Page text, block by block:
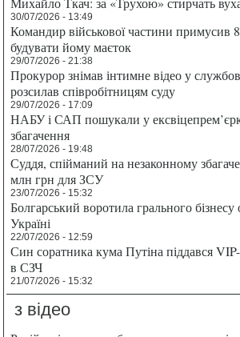
30/07/2026 - 13:49
Командир військової частини примусив
будувати йому маєток
29/07/2026 - 21:38
Прокурор знімав інтимне відео у
розсилав співробітницям суду
29/07/2026 - 17:09
НАБУ і САП пошукали у
збагачення
28/07/2026 - 19:48
Суддя, спійманий на незаконному
млн грн для ЗСУ
23/07/2026 - 15:32
Болгарський воротила грального бізнесу
Україні
22/07/2026 - 12:59
Син соратника кума Путіна піддався VIP-
в СЗЧ
21/07/2026 - 15:32
з відео